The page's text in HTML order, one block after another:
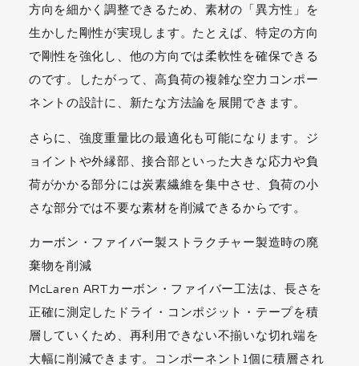
方向を細かく調整できるため、素材の「異方性」を
生かした剛性が実現します。たとえば、特定の方向
で剛性を強化し、他の方向では柔軟性を確保できる
のです。したがって、高負荷の複雑な空力コンポー
ネントの設計に、新たな方法論を展開できます。
さらに、強度重量比の最適化も可能になります。ジ
ョイントや外縁部、接合部といった大きな応力や負
荷がかかる部分には炭素繊維を集中させ、負荷の小
さな部分では不要な素材を削減できるからです。
カーボン・ファイバー製ストラクチャー製造時の廃
棄物を削減
McLaren ARTカーボン・ファイバー工法は、長さを
正確に測定したドライ・コンポジット・テープを積
層していくため、再利用できない不揃いな切れ端を
大幅に削減できます。コンポーネント1個に積層され